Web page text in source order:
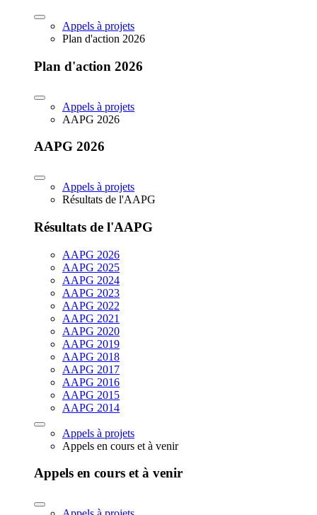
Appels à projets
Plan d'action 2026
Plan d'action 2026
Appels à projets
AAPG 2026
AAPG 2026
Appels à projets
Résultats de l'AAPG
Résultats de l'AAPG
AAPG 2026
AAPG 2025
AAPG 2024
AAPG 2023
AAPG 2022
AAPG 2021
AAPG 2020
AAPG 2019
AAPG 2018
AAPG 2017
AAPG 2016
AAPG 2015
AAPG 2014
Appels à projets
Appels en cours et à venir
Appels en cours et à venir